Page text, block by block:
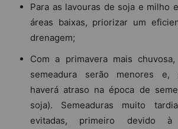
Para as lavouras de soja e milho
áreas baixas, priorizar um
drenagem;
Com a primavera mais
semeadura serão menores e,
haverá atraso na época de
soja). Semeaduras muito
evitadas, primeiro devido